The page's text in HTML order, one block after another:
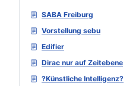
SABA Freiburg
Vorstellung sebu
Edifier
Dirac nur auf Zeitebene
?Künstliche Intelligenz?